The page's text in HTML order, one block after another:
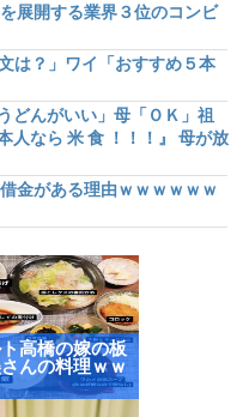
展開する業界３位のコンビ
は？」ワイ「おすすめ５本
どんがいい」母「ＯＫ」祖
人なら 米 食 ！！！』 母が放
金がある理由ｗｗｗｗｗｗ
高橋の嫁の板
んの料理ｗｗ